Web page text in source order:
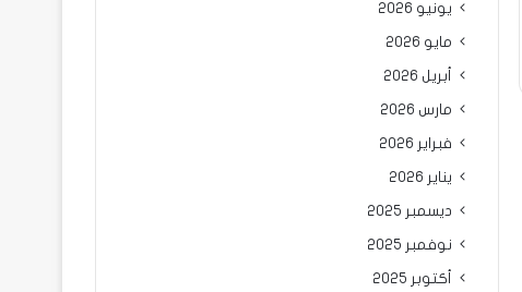
يونيو 2026
مايو 2026
أبريل 2026
مارس 2026
فبراير 2026
يناير 2026
ديسمبر 2025
نوفمبر 2025
أكتوبر 2025